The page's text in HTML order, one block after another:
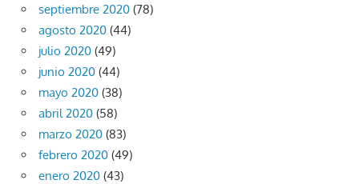
septiembre 2020 (78)
agosto 2020 (44)
julio 2020 (49)
junio 2020 (44)
mayo 2020 (38)
abril 2020 (58)
marzo 2020 (83)
febrero 2020 (49)
enero 2020 (43)